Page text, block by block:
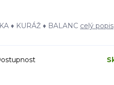
♦ KURÁŽ ♦ BALANC celý popis